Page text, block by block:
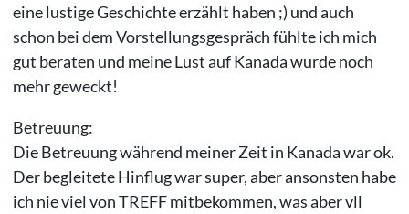
eine lustige Geschichte erzählt haben ;) und auch
schon bei dem Vorstellungsgespräch fühlte ich mich
gut beraten und meine Lust auf Kanada wurde noch
mehr geweckt!
Betreuung:
Die Betreuung während meiner Zeit in Kanada war ok.
Der begleitete Hinflug war super, aber ansonsten habe
ich nie viel von TREFF mitbekommen, was aber vll